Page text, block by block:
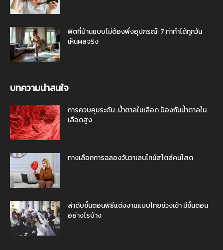
ฟิตที่บ้านแบบไม่ต้องพึ่งอุปกรณ์: 7 ท่าทำได้ทุกวัน
เห็นผลจริง
บทความน่าสนใจ
การควบคุมระดับ..น้ำตาลในเลือด ป้องกันน้ำตาลใน
เลือดสูง
ทางเลือกการฉลองวันวาเลนไทน์สไตล์คนโสด
ลำดับขั้นตอนพิธีแต่งงานแบบไทยช่วงเช้า มีขั้นตอน
อย่างไรบ้าง